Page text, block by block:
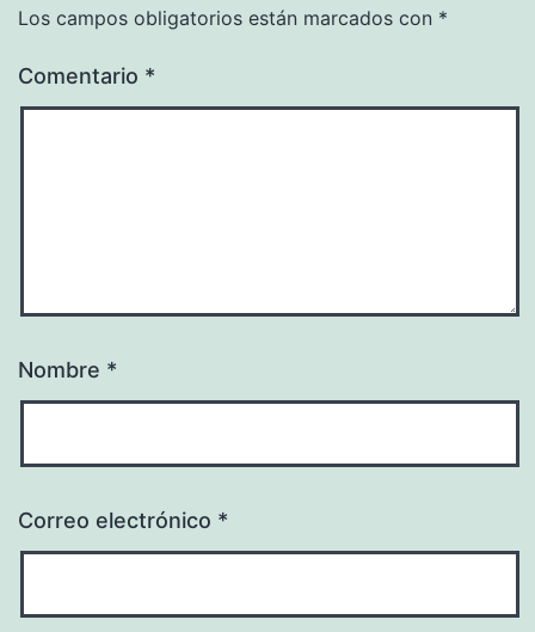
Los campos obligatorios están marcados con *
Comentario *
Nombre *
Correo electrónico *